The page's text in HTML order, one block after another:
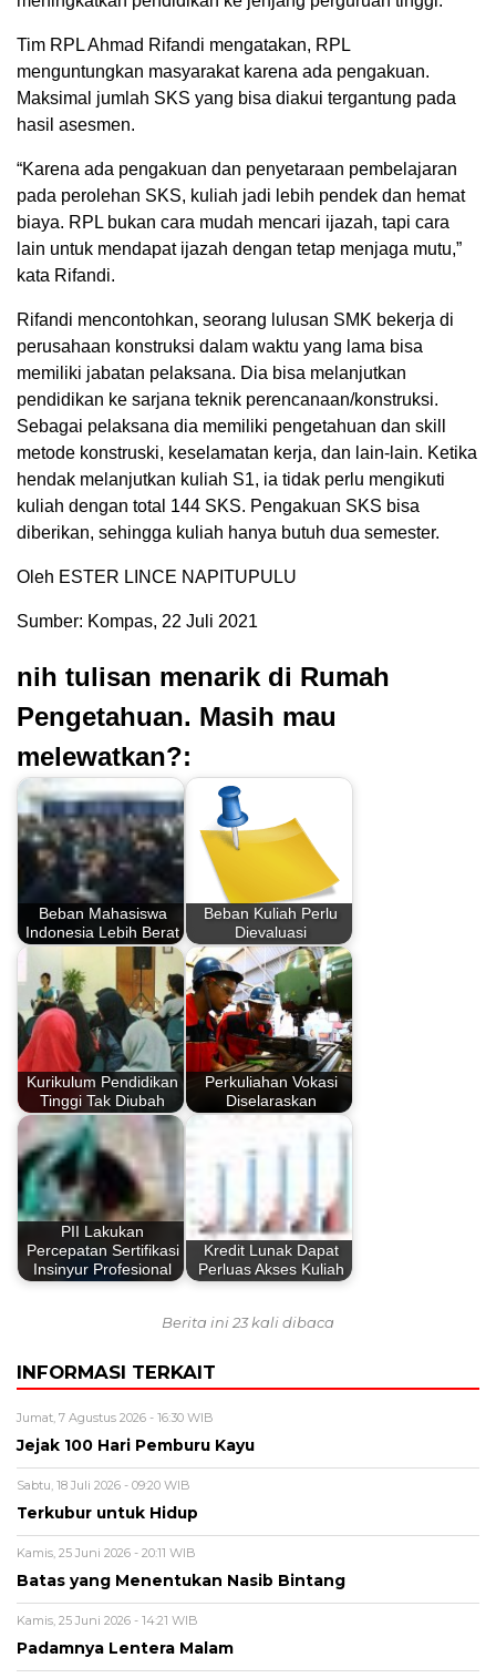
Tim RPL Ahmad Rifandi mengatakan, RPL
menguntungkan masyarakat karena ada pengakuan.
Maksimal jumlah SKS yang bisa diakui tergantung pada
hasil asesmen.
“Karena ada pengakuan dan penyetaraan pembelajaran
pada perolehan SKS, kuliah jadi lebih pendek dan hemat
biaya. RPL bukan cara mudah mencari ijazah, tapi cara
lain untuk mendapat ijazah dengan tetap menjaga mutu,”
kata Rifandi.
Rifandi mencontohkan, seorang lulusan SMK bekerja di
perusahaan konstruksi dalam waktu yang lama bisa
memiliki jabatan pelaksana. Dia bisa melanjutkan
pendidikan ke sarjana teknik perencanaan/konstruksi.
Sebagai pelaksana dia memiliki pengetahuan dan skill
metode konstruski, keselamatan kerja, dan lain-lain. Ketika
hendak melanjutkan kuliah S1, ia tidak perlu mengikuti
kuliah dengan total 144 SKS. Pengakuan SKS bisa
diberikan, sehingga kuliah hanya butuh dua semester.
Oleh ESTER LINCE NAPITUPULU
Sumber: Kompas, 22 Juli 2021
nih tulisan menarik di Rumah
Pengetahuan. Masih mau
melewatkan?:
Beban Mahasiswa
Indonesia Lebih Berat
Beban Kuliah Perlu
Dievaluasi
Kurikulum Pendidikan
Tinggi Tak Diubah
Perkuliahan Vokasi
Diselaraskan
PII Lakukan
Percepatan Sertifikasi
Insinyur Profesional
Kredit Lunak Dapat
Perluas Akses Kuliah
Berita ini 23 kali dibaca
INFORMASI TERKAIT
Jumat, 7 Agustus 2026 - 16:30 WIB
Jejak 100 Hari Pemburu Kayu
Sabtu, 18 Juli 2026 - 09:20 WIB
Terkubur untuk Hidup
Kamis, 25 Juni 2026 - 20:11 WIB
Batas yang Menentukan Nasib Bintang
Kamis, 25 Juni 2026 - 14:21 WIB
Padamnya Lentera Malam